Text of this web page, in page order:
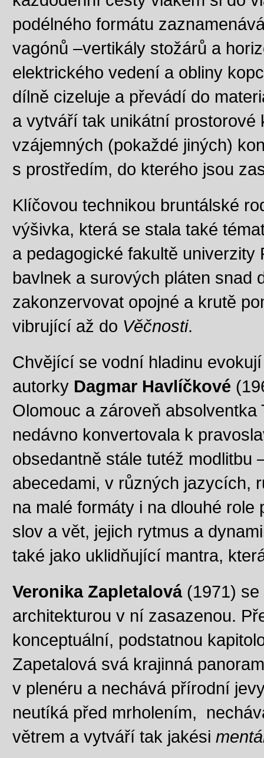
podélného formátu
vagónů –vertikály stožárů a
elektrického vedení a obliny
dílně cizeluje a převádí do
a vytváří tak unikátní
vzájemných (pokaždé jiných)
s prostředím, do kterého jsou
Klíčovou technikou bruntálské
výšivka, která se stala také
a pedagogické fakultě
bavlnek a surových pláten snad
zakonzervovat opojné a krutě
vibrující až do Věčnosti.
Chvějící se vodní hladinu
autorky Dagmar Havlíčkové
Olomouc a zároveň
nedávno konvertovala k
obsedantně stále tutéž modlitbu
abecedami, v různých jazycích,
na malé formáty i na dlouhé
slov a vět, jejich rytmus a
také jako uklidňující mantra,
Veronika Zapletalová(1971) se
architekturou v ní zasazenou.
konceptuální, podstatnou
Zapetalová svá krajinná
v plenéru a nechává přírodní
neutíká před mrholením,
větrem a vytváří tak jakési